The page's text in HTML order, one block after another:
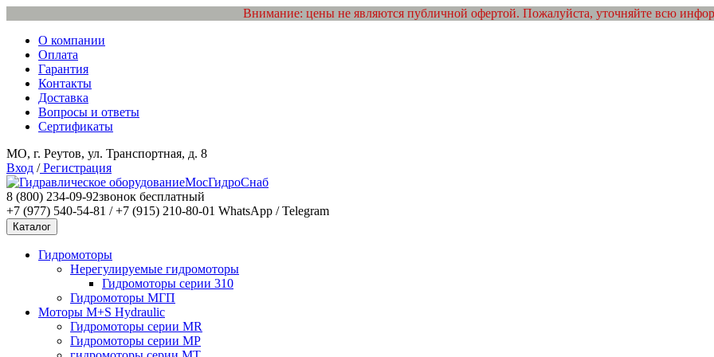
Внимание: цены не являются публичной офертой. Пожалуйста, уточняйте всю
О компании
Оплата
Гарантия
Контакты
Доставка
Вопросы и ответы
Сертификаты
МО, г. Реутов, ул. Транспортная, д. 8
Вход /Регистрация
МосГидроСнаб
8 (800) 234-09-92звонок бесплатный
+7 (977) 540-54-81 / +7 (915) 210-80-01 WhatsApp / Telegram
Каталог
Гидромоторы
Нерегулируемые гидромоторы
Гидромоторы серии 310
Гидромоторы МГП
Моторы M+S Hydraulic
Гидромоторы серии MR
Гидромоторы серии MP